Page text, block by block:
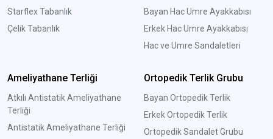
Starflex Tabanlık
Çelik Tabanlık
Bayan Hac Umre Ayakkabısı
Erkek Hac Umre Ayakkabısı
Hac ve Umre Sandaletleri
Ameliyathane Terliği
Atkılı Antistatik Ameliyathane
Terliği
Antistatik Ameliyathane Terliği
Ortopedik Terlik Grubu
Bayan Ortopedik Terlik
Erkek Ortopedik Terlik
Ortopedik Sandalet Grubu